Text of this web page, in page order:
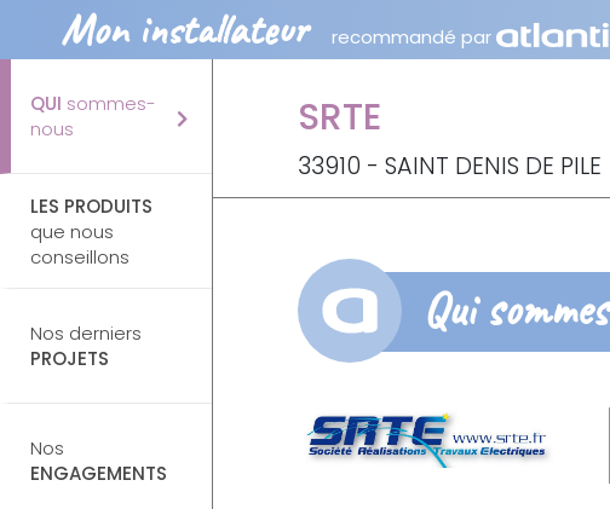
Mon installateur recommandé par
QUI sommes-
nous
LES PRODUITS
que nous
conseillons
Nos derniers
PROJETS
Nos
ENGAGEMENTS
SRTE
33910 - SAINT DENIS DE PILE
Qui